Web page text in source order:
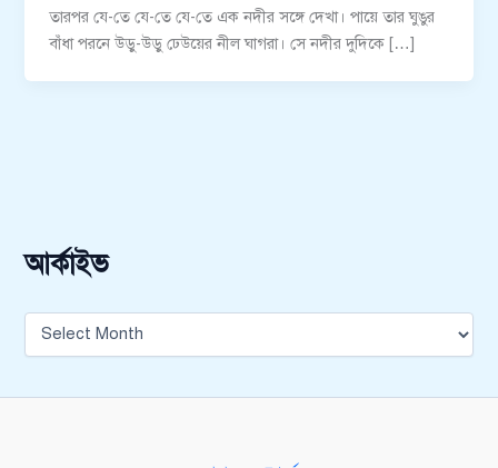
তারপর যে-তে যে-তে যে-তে এক নদীর সঙ্গে দেখা। পায়ে তার ঘুঙুর
বাঁধা পরনে উড়ু-উড়ু ঢেউয়ের নীল ঘাগরা। সে নদীর দুদিকে […]
আর্কাইভ